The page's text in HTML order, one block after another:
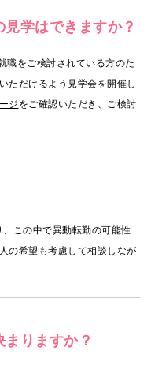
学はできますか？
職をご検討されている方のた
ただけるよう見学会を開催し
ジをご確認いただき、ご検討
この中で異動転勤の可能性
の希望も考慮して相談しなが
りますか？